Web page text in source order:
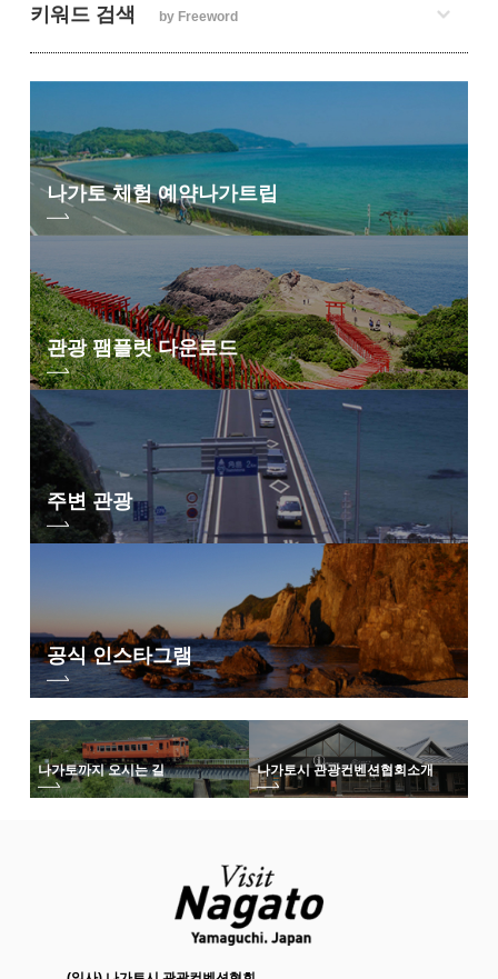
키워드 검색 by Freeword
나가토 체험 예약나가트립
관광 팸플릿 다운로드
주변 관광
공식 인스타그램
나가토까지 오시는 길 나가토시 관광컨벤션협회소개